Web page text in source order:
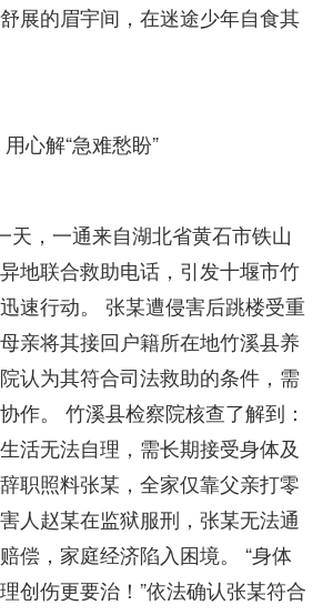
展的眉宇间，在迷途少年自食其
用心解“急难愁盼”
天，一通来自湖北省黄石市铁山
地联合救助电话，引发十堰市竹
速行动。 张某遭侵害后跳楼受重
亲将其接回户籍所在地竹溪县养
认为其符合司法救助的条件，需
作。 竹溪县检察院核查了解到：
活无法自理，需长期接受身体及
职照料张某，全家仅靠父亲打零
人赵某在监狱服刑，张某无法通
偿，家庭经济陷入困境。 “身体
创伤更要治！”依法确认张某符合